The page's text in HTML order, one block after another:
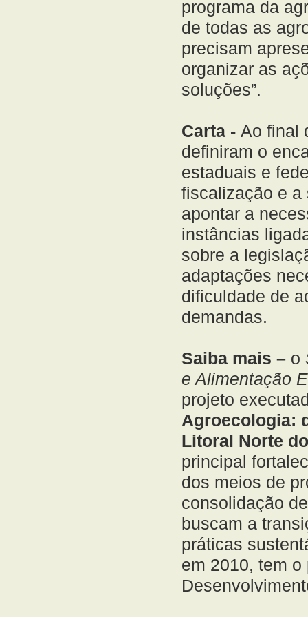
programa da
de todas as
precisam
organizar as
soluções”.
Carta - Ao final
definiram o
estaduais e
fiscalização e a
apontar a
instâncias
sobre a
adaptações
dificuldade de
demandas.
Saiba mais – o
e Alimentação
projeto
Agroecologia:
Litoral Norte
principal
dos meios de
consolidação
buscam a
práticas
em 2010, tem